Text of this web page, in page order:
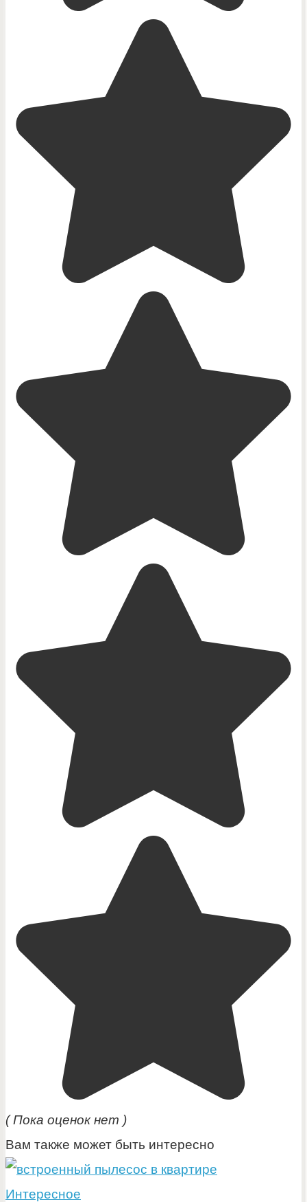
( Пока оценок нет )
Вам также может быть интересно
Интересное